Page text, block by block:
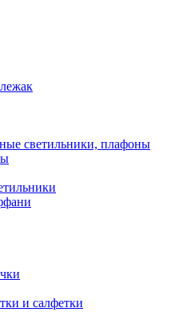
светильники, плафоны
и салфетки